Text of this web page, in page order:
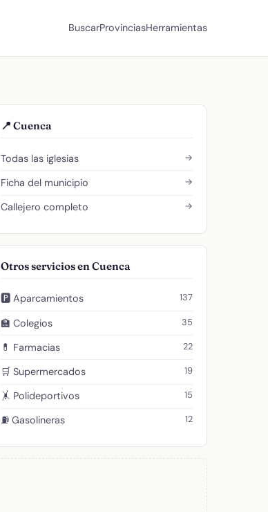
BuscarProvinciasHerramientas
📍 Cuenca
Todas las iglesias →
Ficha del municipio →
Callejero completo →
Otros servicios en Cuenca
🅿️ Aparcamientos 137
🏫 Colegios 35
💊 Farmacias 22
🛒 Supermercados 19
🤸 Polideportivos 15
⛽ Gasolineras 12